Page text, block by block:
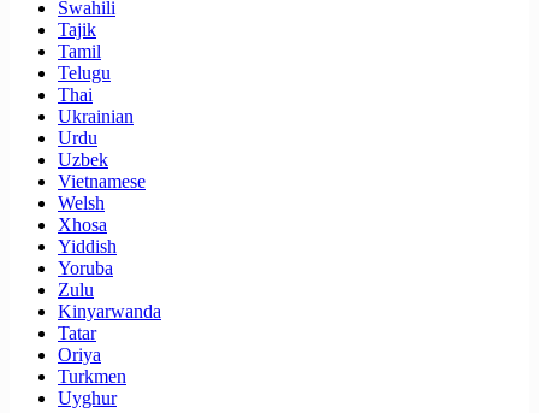
Swahili
Tajik
Tamil
Telugu
Thai
Ukrainian
Urdu
Uzbek
Vietnamese
Welsh
Xhosa
Yiddish
Yoruba
Zulu
Kinyarwanda
Tatar
Oriya
Turkmen
Uyghur